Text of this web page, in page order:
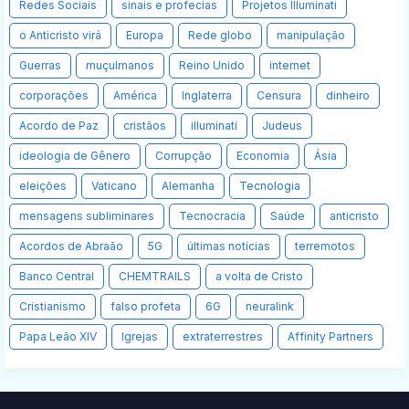
Redes Sociais sinais e profecias Projetos Illuminati
o Anticristo virá Europa Rede globo manipulação
Guerras muçulmanos Reino Unido internet
corporações América Inglaterra Censura dinheiro
Acordo de Paz cristãos illuminati Judeus
ideologia de Gênero Corrupção Economia Ásia
eleições Vaticano Alemanha Tecnologia
mensagens subliminares Tecnocracia Saúde anticristo
Acordos de Abraão 5G últimas notícias terremotos
Banco Central CHEMTRAILS a volta de Cristo
Cristianismo falso profeta 6G neuralink
Papa Leão XIV Igrejas extraterrestres Affinity Partners